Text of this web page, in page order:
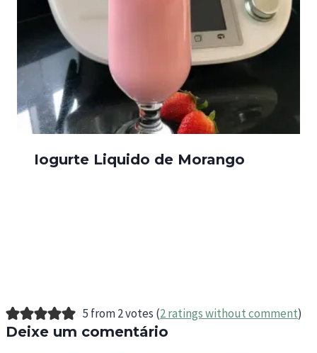
Iogurte Liquido de Morango
5 from 2 votes (2 ratings without comment)
Deixe um comentário